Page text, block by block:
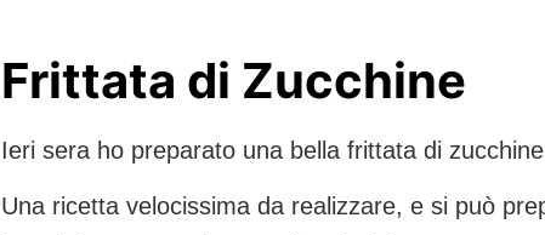
Frittata di Zucchine
Ieri sera ho preparato una bella frittata di
Una ricetta velocissima da realizzare, e si può